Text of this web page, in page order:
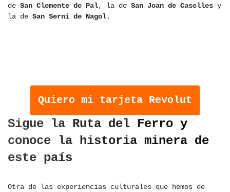
de San Clemente de Pal, la de San Joan de Caselles y
la de San Serni de Nagol.
Quiero mi tarjeta Revolut
Sigue la Ruta del Ferro y
conoce la historia minera de
este país
Otra de las experiencias culturales que hemos de